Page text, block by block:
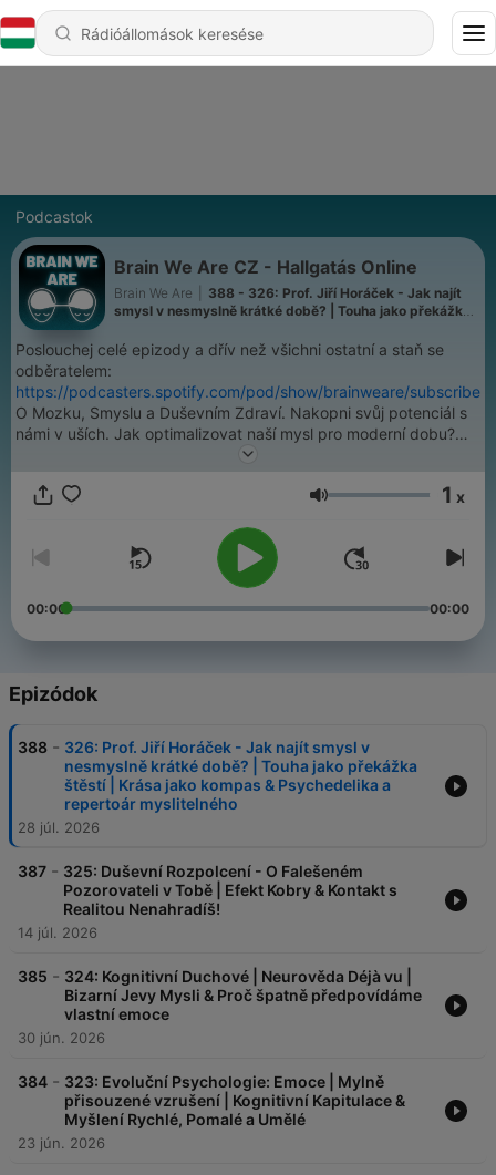
Podcastok
Brain We Are CZ - Hallgatás Online
Brain We Are
388 - 326: Prof. Jiří Horáček - Jak najít
smysl v nesmyslně krátké době? | Touha jako překážka
myslitelného
Poslouchej celé epizody a dřív než všichni ostatní a staň se
odběratelem:
https://podcasters.spotify.com/pod/show/brainweare/subscribe
O Mozku, Smyslu a Duševním Zdraví. Nakopni svůj potenciál s
námi v uších. Jak optimalizovat naší mysl pro moderní dobu?
Proč se věnovat biohackingu a zdraví? Tady je tvoje místo pro
vlastními koncepty, zkušeností a věděním odborníků z různých
Hangerő 1 x
00:00 00:00
Epizódok
388 - 326: Prof. Jiří Horáček - Jak najít smysl v
nesmyslně krátké době? | Touha jako překážka
štěstí | Krása jako kompas & Psychedelika a
repertoár myslitelného
28 júl. 2026
387 - 325: Duševní Rozpolcení - O Falešeném
Pozorovateli v Tobě | Efekt Kobry & Kontakt s
Realitou Nenahradíš!
14 júl. 2026
385 - 324: Kognitivní Duchové | Neurověda Déjà vu |
Bizarní Jevy Mysli & Proč špatně předpovídáme
vlastní emoce
30 jún. 2026
384 - 323: Evoluční Psychologie: Emoce | Mylně
přisouzené vzrušení | Kognitivní Kapitulace &
Myšlení Rychlé, Pomalé a Umělé
23 jún. 2026